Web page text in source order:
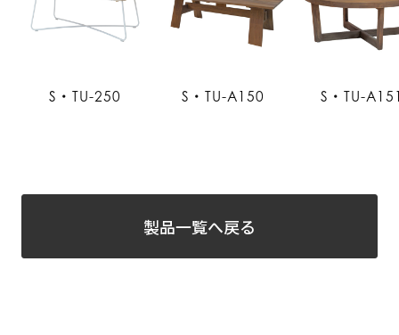
S・TU-250 S・TU-A150 S・TU-
製品一覧へ戻る